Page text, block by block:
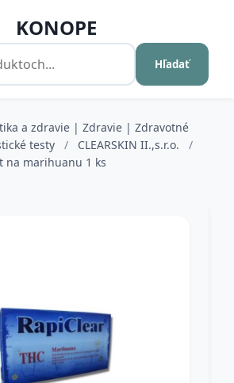
KONOPE
Hľadať
a zdravie | Zdravie | Zdravotné
testy
/ CLEARSKIN II.,s.r.o.
/
na marihuanu 1 ks